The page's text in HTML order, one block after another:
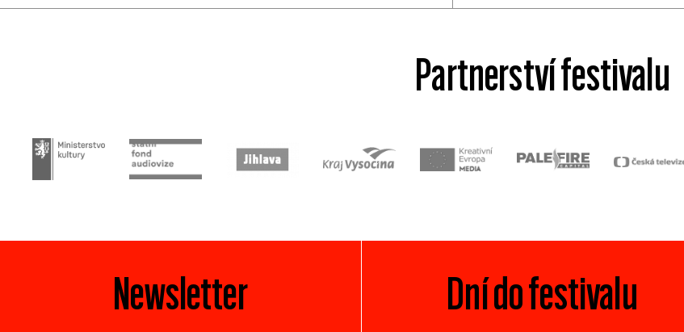
Partnerství festivalu
Newsletter Dní do festivalu